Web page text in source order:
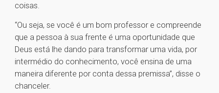
coisas.
“Ou seja, se você é um bom professor e compreende
que a pessoa à sua frente é uma oportunidade que
Deus está lhe dando para transformar uma vida, por
intermédio do conhecimento, você ensina de uma
maneira diferente por conta dessa premissa”, disse o
chanceler.